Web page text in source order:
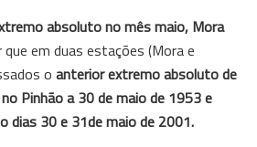
absoluto no mês maio, Mora
que em duas estações (Mora e
o anterior extremo absoluto de
Pinhão a 30 de maio de 1953 e
dias 30 e 31de maio de 2001.